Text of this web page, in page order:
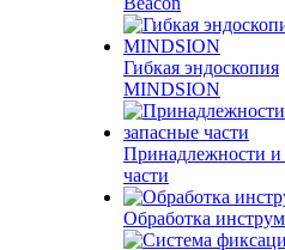
Гибкая эндоскопия
MINDSION
Принадлежности и
части
Обработка